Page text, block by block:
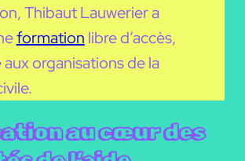
Thibaut Lauwerier a
formation libre d’accès,
organisations de la
au cœur des